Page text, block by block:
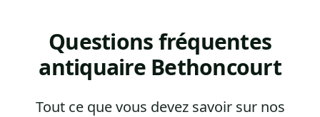
Questions fréquentes
antiquaire Bethoncourt
Tout ce que vous devez savoir sur nos